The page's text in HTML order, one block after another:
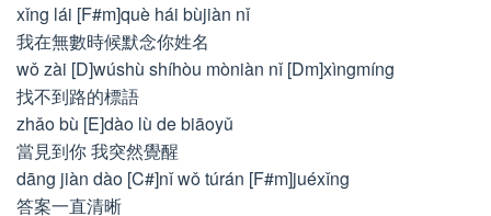
xǐng lái [F#m]què hái bùjiàn nǐ
我在無數時候默念你姓名
wǒ zài [D]wúshù shíhòu mòniàn nǐ [Dm]xìngmíng
找不到路的標語
zhǎo bù [E]dào lù de biāoyǔ
當見到你 我突然覺醒
dāng jiàn dào [C#]nǐ wǒ túrán [F#m]juéxǐng
答案一直清晰